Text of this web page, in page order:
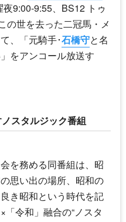
夜9:00-9:55、BS12 トゥ
の世を去った二冠馬・メ
、「元騎手･石橋守と名
をアンコール放送す
スタルジック番組
を務める同番組は、昭
思い出の場所、昭和の
き昭和という時代を記
令和」融合の“ノスタ